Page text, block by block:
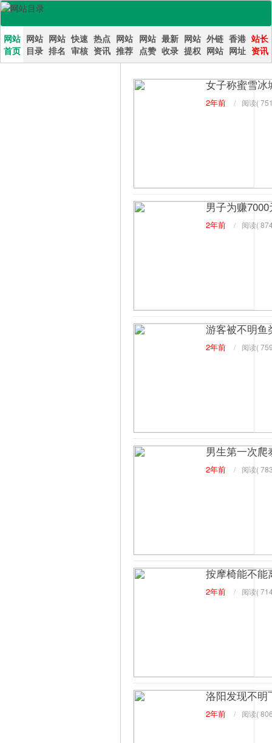
网站
首页
网站
目录
网站
排名
快速
审核
热点
资讯
网站
推荐
网站
点赞
最新
收录
网站
提权
外链
网站
香港
网址
站长
资讯
女子称蜜雪冰
2年前 / 阅读(
男子为赚
2年前 / 阅读(
游客被不明鱼
2年前 / 阅读(
男生第一次爬
2年前 / 阅读(
按摩椅能不能
2年前 / 阅读(
洛阳发现不明
2年前 / 阅读(